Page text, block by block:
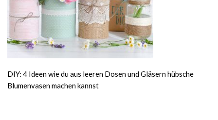
DIY: 4 Ideen wie du aus leeren Dosen und Gläsern hübsche
Blumenvasen machen kannst